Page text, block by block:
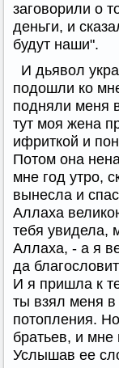
заговорили о
деньги, и
будут наши".
И дьявол
подошли ко
подняли меня
тут моя жена
ифриткой и
Потом она
мне год утро,
вынесла и
Аллаха
тебя увидела,
Аллаха, - а я
да
И я пришла к
ты взял меня
потопления.
братьев, и мне
Услышав ее